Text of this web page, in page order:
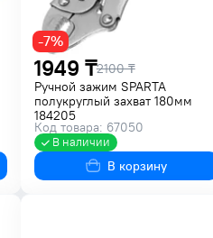
1949 ₸2100 ₸
-7%
Ручной зажим SPARTA
полукруглый захват 180мм
184205
Код товара: 67050
В наличии
В корзину